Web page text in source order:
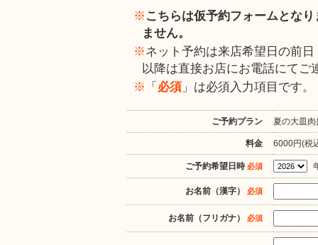
※ こちらは仮予約フォームとな
ません。
※ネット予約は来店希望日の前
以降は直接お店にお電話にてご
※ 「 必須」は必須入力項目です。
ご予約プラン 夏の大皿
料金 6000円(税
ご予約希望日時必須
お名前（漢字） 必須
お名前（フリガナ） 必須